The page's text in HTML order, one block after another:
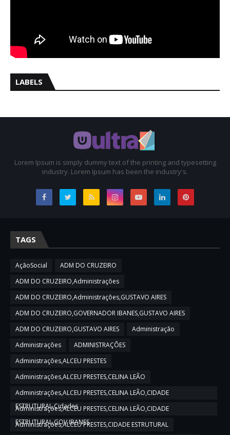
LABELS
Lorem Ipsum is simply dummy text of the printing and typesetting
industry. Lorem Ipsum has been the industry's.
TAGS
AçãoSocial
ADM DO CRUZEIRO
ADM DO CRUZEIRO,Administrações
ADM DO CRUZEIRO,Administrações,GUSTAVO AIRES
ADM DO CRUZEIRO,GOVERNADOR IBANES,GUSTAVO AIRES
ADM DO CRUZEIRO,GUSTAVO AIRES
Administração
Administrações
ADMINISTRAÇÕES
Administrações,ALCEU PRESTES
Administrações,ALCEU PRESTES,CELINA LEÃO
Administrações,ALCEU PRESTES,CELINA LEÃO,CIDADE
ESTRUTURAL,Cidades
Administrações,ALCEU PRESTES,CELINA LEÃO,CIDADE
ESTRUTURAL,GOV IBANES
Administrações,ALCEU PRESTES,CIDADE ESTRUTURAL